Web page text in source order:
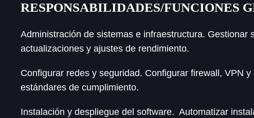
RESPONSABILIDADES/FUNCIONES
Administración de sistemas e infraestructura.
actualizaciones y ajustes de rendimiento.
Configurar redes y seguridad. Configurar firewall, VPN
estándares de cumplimiento.
Instalación y despliegue del software. Automatizar